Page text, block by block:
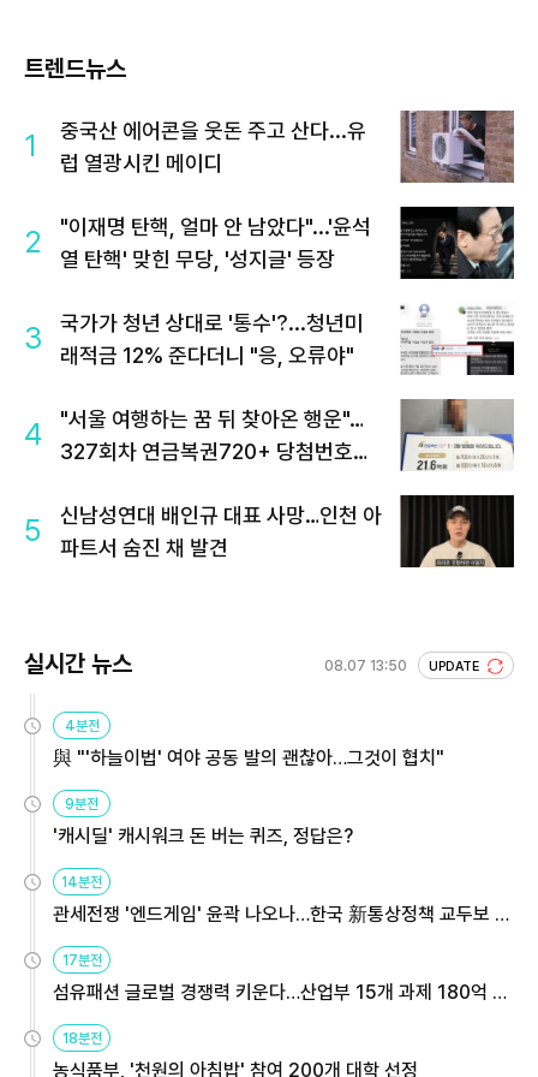
트렌드뉴스
1
중국산 에어콘을 웃돈 주고 산다...유
럽 열광시킨 메이디
2
"이재명 탄핵, 얼마 안 남았다"...'윤석
열 탄핵' 맞힌 무당, '성지글' 등장
3
국가가 청년 상대로 '통수'?...청년미
래적금 12% 준다더니 "응, 오류야"
4
"서울 여행하는 꿈 뒤 찾아온 행운"…
327회차 연금복권720+ 당첨번호조
5
신남성연대 배인규 대표 사망…인천 아
파트서 숨진 채 발견
실시간 뉴스 08.07 13:50 UPDATE
4분전
與 "'하늘이법' 여야 공동 발의 괜찮아…그것이 협치"
9분전
'캐시딜' 캐시워크 돈 버는 퀴즈, 정답은?
14분전
관세전쟁 '엔드게임' 윤곽 나오나…한국 新통상정책 교두보 활
용해야
17분전
섬유패션 글로벌 경쟁력 키운다…산업부 15개 과제 180억 지
원
18분전
농식품부, '천원의 아침밥' 참여 200개 대학 선정